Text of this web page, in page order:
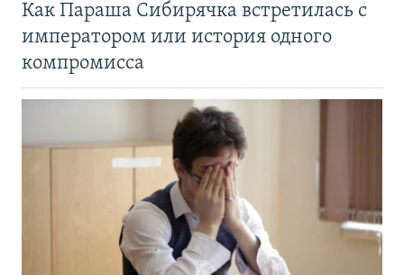
Как Параша Сибирячка встретилась с
императором или история одного
компромисса